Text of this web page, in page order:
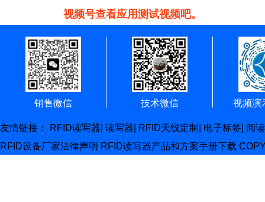
视频号查看应用测试视频吧。
销售微信 技术微信 视频演
友情链接： RFID读写器 读写器 RFID天线定制 电子标签 阅
RFID设备厂家法律声明 RFID读写器产品和方案手册下载